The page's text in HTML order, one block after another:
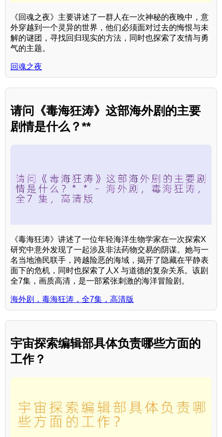
《回魂之夜》主要讲述了一群人在一次神秘的夜晚中，意
外穿越到一个灵异的世界，他们必须面对过去的悔恨与未
解的谜团，寻找回归现实的方法，同时也探索了友情与勇
气的主题。
回魂之夜
请问《毒海狂涛》这部海外剧的主要
剧情是什么？**
《毒海狂涛》讲述了一位年轻海洋生物学家在一次探索X
研究中意外发现了一起涉及非法药物交易的阴谋。她与一
名当地渔民联手，跨越险恶的海域，揭开了隐藏在平静表
面下的危机，同时也探索了人X 与道德的复杂关系。该剧
全7集，画质高清，是一部紧张刺激的海洋冒险剧。
海外剧，毒海狂涛，全7集，高清版
宇宙探索编辑部具体负责哪些方面的
工作？